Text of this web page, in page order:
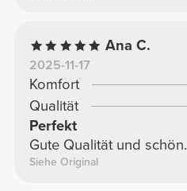
Ana C.
2025-11-17
Komfort
Qualität
Perfekt
Gute Qualität und schön.
Siehe Original